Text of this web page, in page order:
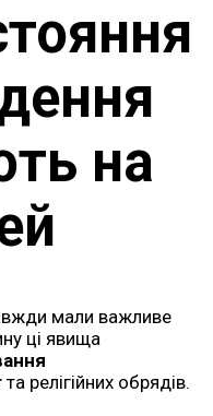
на
мали важливе
ці явища
та релігійних обрядів.